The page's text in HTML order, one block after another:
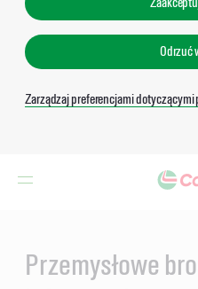
Odrzuć
Zarządzaj preferencjami
Przemysłowe